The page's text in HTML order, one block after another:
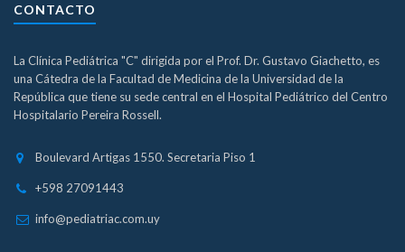
CONTACTO
La Clínica Pediátrica "C" dirigida por el Prof. Dr. Gustavo Giachetto, es
una Cátedra de la Facultad de Medicina de la Universidad de la
República que tiene su sede central en el Hospital Pediátrico del Centro
Hospitalario Pereira Rossell.
Boulevard Artigas 1550. Secretaria Piso 1
+598 27091443
info@pediatriac.com.uy